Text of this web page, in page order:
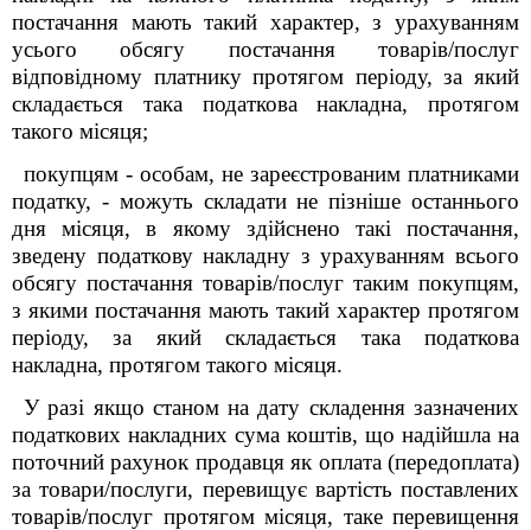
постачання мають такий характер, з урахуванням
усього обсягу постачання товарів/послуг
відповідному платнику протягом періоду, за який
складається така податкова накладна, протягом
такого місяця;
покупцям - особам, не зареєстрованим платниками
податку, - можуть складати не пізніше останнього
дня місяця, в якому здійснено такі постачання,
зведену податкову накладну з урахуванням всього
обсягу постачання товарів/послуг таким покупцям,
з якими постачання мають такий характер протягом
періоду, за який складається така податкова
накладна, протягом такого місяця.
У разі якщо станом на дату складення зазначених
податкових накладних сума коштів, що надійшла на
поточний рахунок продавця як оплата (передоплата)
за товари/послуги, перевищує вартість поставлених
товарів/послуг протягом місяця, таке перевищення